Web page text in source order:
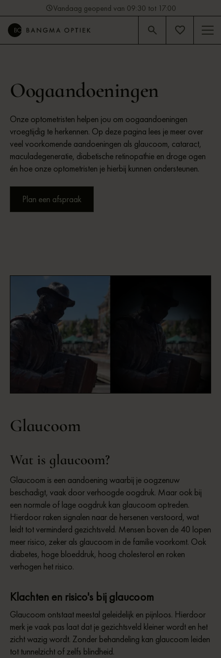
Vandaag geopend van 09:30 tot 17:00
4.9
Beoordeling op Google (92)
Oogaandoeningen
Onze optometristen helpen jou om oogaandoeningen
vroegtijdig te herkennen. Op deze pagina lees je meer over
veel voorkomende aandoeningen als glaucoom, cataract,
maculadegeneratie, diabetische retinopathie en droge ogen
én hoe onze optometristen je hierbij kunnen ondersteunen.
Plan een afspraak
Glaucoom
Wat is glaucoom?
Glaucoom is een aandoening waarbij je oogzenuw
beschadigt, vaak door verhoogde oogdruk. Maar ook bij
een normale of lage oogdruk kan glaucoom optreden.
Hierdoor raken signalen naar de hersenen verstoord, wat
leidt tot verminderd gezichtsveld. Mensen boven de 40 lopen
meer risico, zeker als glaucoom in de familie voorkomt. Ook
diabetes, hoge bloeddruk, hoog cholesterol en roken
verhogen het risico.
Klachten en risico's bij glaucoom
Glaucoom ontstaat meestal geleidelijk en pijnloos. Hierdoor
merk je vaak pas laat dat je gezichtsveld kleiner wordt en het
zicht wazig wordt. Zonder behandeling kan glaucoom leiden
tot tunnelzicht of zelfs blindheid.